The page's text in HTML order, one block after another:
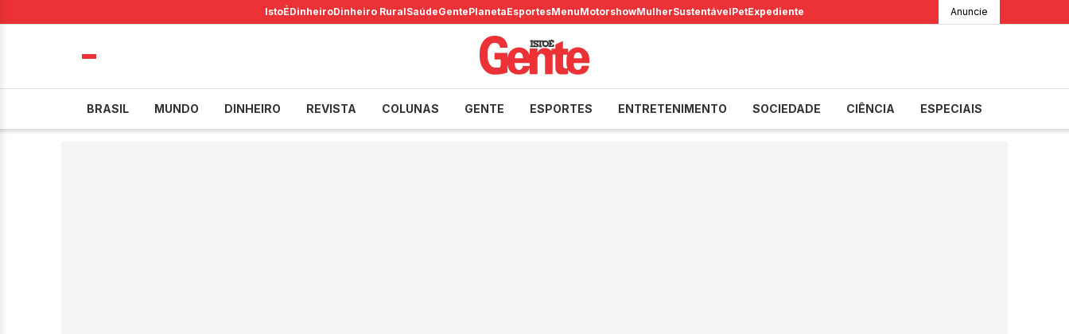
IstoÉDinheiroDinheiro RuralSaúdeGentePlanetaEsportesMenuMotorshowMulherSustentávelPetExpediente Anuncie
BRASIL MUNDO DINHEIRO REVISTA COLUNAS GENTE ESPORTES ENTRETENIMENTO SOCIEDADE CIÊNCIA ESPECIAIS